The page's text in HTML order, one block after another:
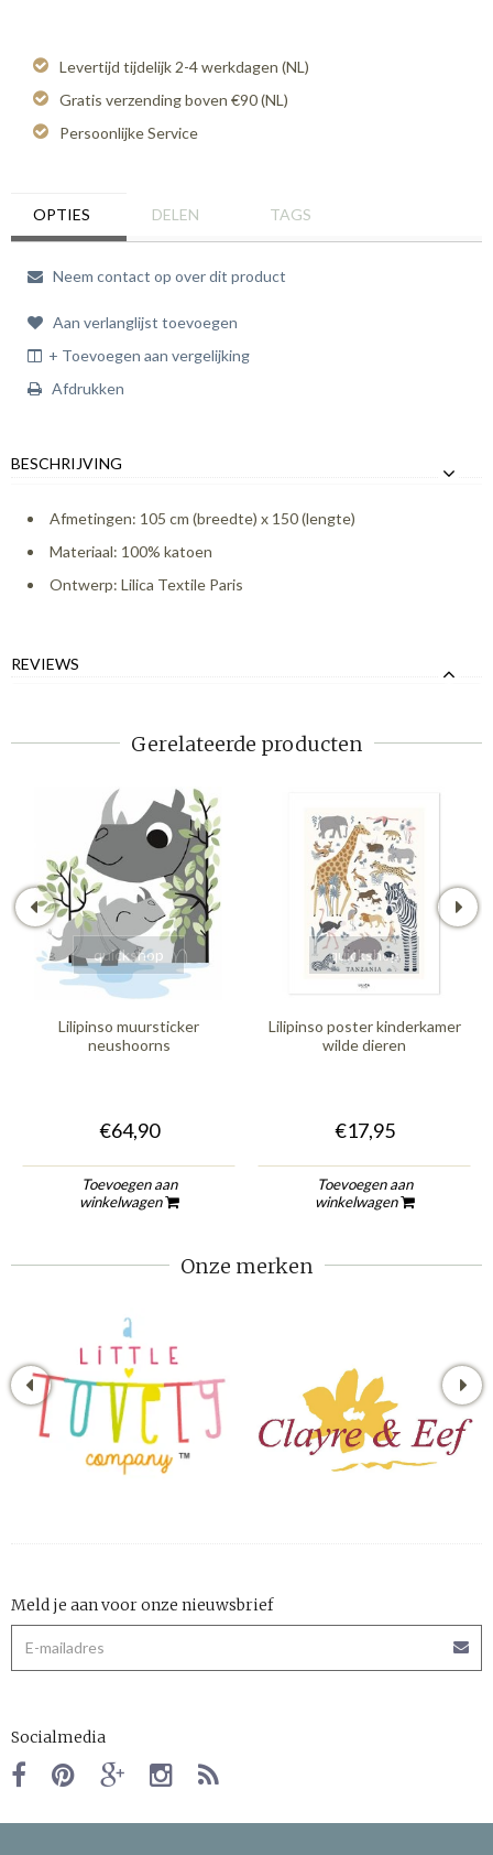
Levertijd tijdelijk 2-4 werkdagen (NL)
Gratis verzending boven €90 (NL)
Persoonlijke Service
OPTIES DELEN TAGS
Neem contact op over dit product
Aan verlanglijst toevoegen
+ Toevoegen aan vergelijking
Afdrukken
BESCHRIJVING
Afmetingen: 105 cm (breedte) x 150 (lengte)
Materiaal: 100% katoen
Ontwerp: Lilica Textile Paris
REVIEWS
Gerelateerde producten
quickshop
Lilipinso muursticker
neushoorns
€64,90
Toevoegen aan
winkelwagen
quickshop
Lilipinso poster kinderkamer
wilde dieren
€17,95
Toevoegen aan
winkelwagen
Onze merken
Meld je aan voor onze nieuwsbrief
Socialmedia